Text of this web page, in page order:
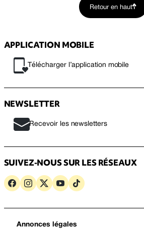
Retour en haut
APPLICATION MOBILE
Télécharger l’application mobile
NEWSLETTER
Recevoir les newsletters
SUIVEZ-NOUS SUR LES RÉSEAUX
Annonces légales